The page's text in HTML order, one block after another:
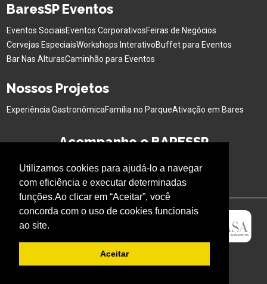
Utilizamos cookies para ajudá-lo a navegar
com eficiência e executar determinadas
funções.Ao clicar em “Aceitar”, você
concorda com o uso de cookies funcionais
ao site.
Aceitar
BaresSP Eventos
Eventos SociaisEventos CorporativosFeiras de Negócios
Cervejas EspeciaisWorkshops InterativoBuffet para Eventos
Bar Nas AlturasCaminhão para Eventos
Nossos Projetos
Experiência GastronômicaFamília no ParqueAtivação em Bares
Acompanhe o BARESSP